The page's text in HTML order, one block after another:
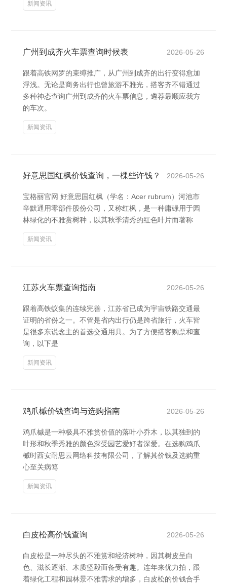
新闻资讯
广州到成齐火车票查询时候表 2026-05-26
跟着高铁网罗的束缚推广，从广州到成齐的出行变得愈加
浮浅。无论是商务出行也曾旅游不雅光，搭客齐不错通过
多种神态查询广州到成齐的火车票信息，遴荐最顺应我方
的车次。
新闻资讯
好意思国红枫价钱查询，一棵些许钱？ 2026-05-26
宝格丽官网 好意思国红枫（学名：Acer rubrum）河池市
辛默通用零部件股份公司，又称红枫，是一种庸碌用于园
林绿化的不雅赏树种，以其秋季清秀的红色叶片而著称
新闻资讯
江苏火车票查询指南 2026-05-26
跟着高铁蚁集的连续完善，江苏省已成为宇宙铁路交通最
证明的省份之一。不管是省内出行仍是跨省旅行，火车皆
是很多东说念主的首选交通用具。为了方便搭客购票和查
询，以下是
新闻资讯
鸡爪槭价钱查询与选购指南 2026-05-26
鸡爪槭是一种极具不雅赏价值的落叶小乔木，以其独到的
叶形和秋季秀雅的颜色深受园艺爱好者深爱。在选购鸡爪
槭时西安耐思云网络科技有限公司，了解其价钱及选购重
心至关病笃
新闻资讯
白皮松高价钱查询 2026-05-26
白皮松是一种尽头的不雅赏和经济树种，因其树皮呈白
色、滋长逐渐、木质坚毅而备受有趣。连年来优力拍，跟
着绿化工程和园林景不雅需求的增多，白皮松的价钱合手